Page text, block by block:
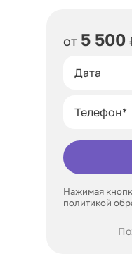
от 5 500
Нажимая
политикой